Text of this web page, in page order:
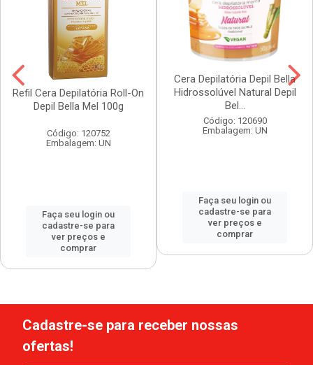
Refil Cera Depilatória Roll-On
Depil Bella Mel 100g
Código: 120752
Embalagem: UN
Faça seu login ou
cadastre-se para
ver preços e
comprar
Cera Depilatória Depil Bella
Hidrossolúvel Natural Depil
Bel...
Código: 120690
Embalagem: UN
Faça seu login ou
cadastre-se para
ver preços e
comprar
Cadastre-se para receber nossas
ofertas!